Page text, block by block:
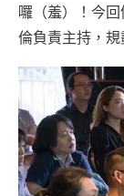
囉（羞）！今
倫負責主持，規